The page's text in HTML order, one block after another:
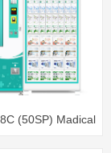
(50SP) Madical